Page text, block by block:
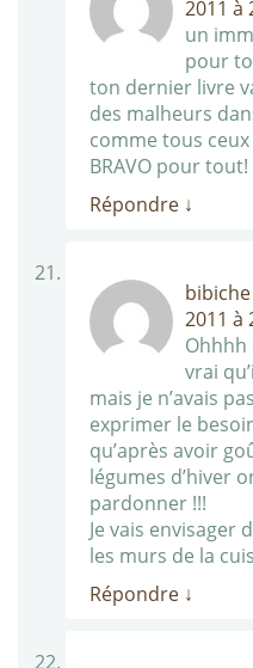
2011 à
un
pour
ton dernier livre
des malheurs
comme tous ceux
BRAVO pour tout!
Répondre ↓
bibiche
2011 à
Ohhhh
vrai
mais je n’avais
exprimer le
qu’après avoir
légumes d’hiver
pardonner !!!
Je vais envisager
les murs de la
Répondre ↓